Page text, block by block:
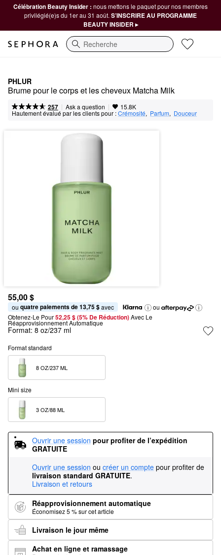
Célébration Beauty Insider : nous mettons le paquet pour nos membres
privilégié(e)s du 1er au 31 août. S’INSCRIRE AU PROGRAMME
BEAUTY INSIDER ▸
Recherche
PHLUR
Brume pour le corps et les cheveux Matcha Milk
257 | Ask a question | 15.8K
Hautement évalué par les clients pour :Crémosité, Parfum, Douceur
55,00 $
ou quatre paiements de 13,75 $ avec
ou
Obtenez-Le Pour52,25 $ (5% De Réduction) Avec Le
Réapprovisionnement Automatique
Format: 8 oz/237 ml
Format standard
Mini size
Ouvrir une session pour profiter de l’expédition
GRATUITE
Ouvrir une session ou créer un compte pour profiter de
livraison standard GRATUITE.
Livraison et retours
Réapprovisionnement automatique
Économisez 5 % sur cet article
Livraison le jour même
Achat en ligne et ramassage